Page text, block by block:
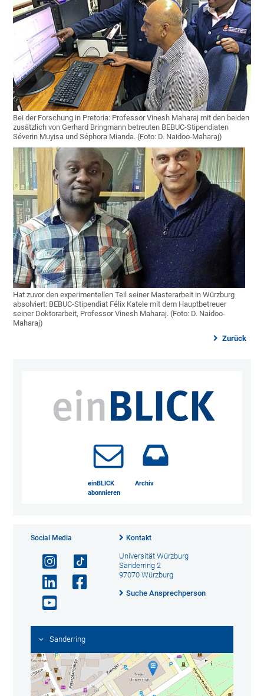
Bei der Forschung in Pretoria: Professor Vinesh Maharaj mit den beiden
zusätzlich von Gerhard Bringmann betreuten BEBUC-Stipendiaten
Séverin Muyisa und Séphora Mianda. (Foto: D. Naidoo-Maharaj)
Hat zuvor den experimentellen Teil seiner Masterarbeit in Würzburg
absolviert: BEBUC-Stipendiat Félix Katele mit dem Hauptbetreuer
seiner Doktorarbeit, Professor Vinesh Maharaj. (Foto: D. Naidoo-
Maharaj)
Zurück
einBLICK
abonnieren
Archiv
Social Media Kontakt
Universität Würzburg
Sanderring 2
97070 Würzburg
Suche Ansprechperson
Sanderring